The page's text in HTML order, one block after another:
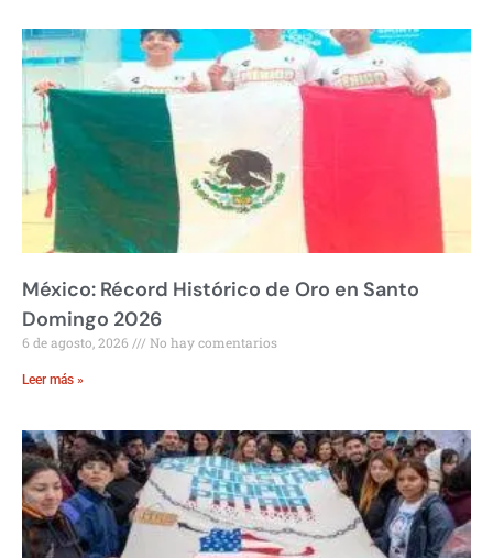
México: Récord Histórico de Oro en Santo
Domingo 2026
6 de agosto, 2026 No hay comentarios
Leer más »